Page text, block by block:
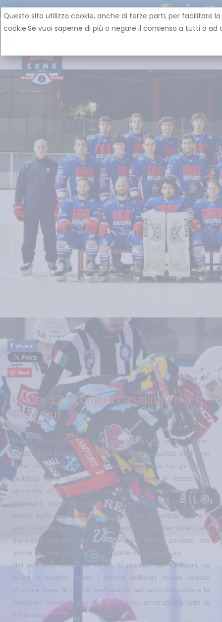
f Share
Save
Under 13 sconfitta casalinga nei
Play Out
Non è stato sufficiente l’impegno profuso dai ragazzi Under
13 del
Real Como Azzurroper vincere la partita di ritorno
della zona play-out, che domenica scorsa ha portato i
Bulldogs della Valpellice a scendere sino al Tazzoli. Le
speranze di poter scavalcare in classifica finale i nostri
agguerriti avversari sono durate solo 20 minuti. Il primo
tempo della gara si chiudeva infatti con il risultato di 2 a 0
per i nostri colori, frutto di due buone azioni ben finalizzate
dai nostri ragazzi, dall’ attenzione del nostro portiere, ma
anche dai tanti errori al tiro da parte degli avversari.
Nel secondo tempo la voglia di riscatto dei valligiani ha
avuto la meglio. Infatti i piccoli Bulldogs hanno saputo
sfruttare bene le nostre inefficienze nel terzo difensivo e la
maggiore compattezza delle loro linee arretrate ha fatto la
differenza.
Questo sito utilizza cookie, anche di terze parti, per facilitare
cookie.Se vuoi saperne di più o negare il consenso a tutti o ad